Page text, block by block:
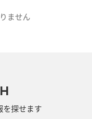
ません
を探せます